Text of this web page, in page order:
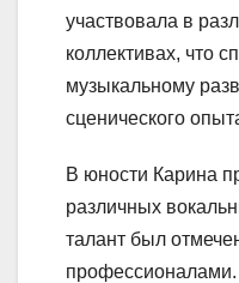
участвовала в
коллективах, что
музыкальному
сценического
В юности Карина
различных
талант был